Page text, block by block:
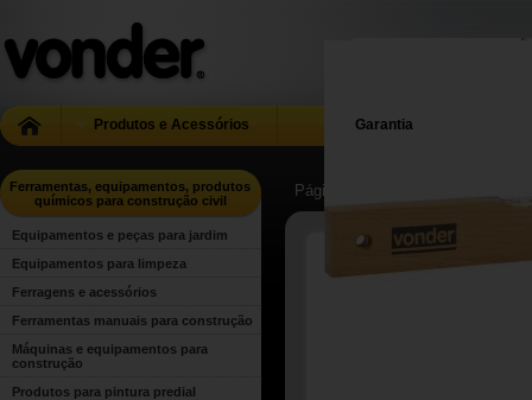
Produtos e Acessórios Garantia
Ferramentas, equipamentos, produtos
químicos para construção civil
Equipamentos e peças para jardim
Equipamentos para limpeza
Ferragens e acessórios
Ferramentas manuais para construção
Máquinas e equipamentos para
construção
Produtos para pintura predial
Página Inicial